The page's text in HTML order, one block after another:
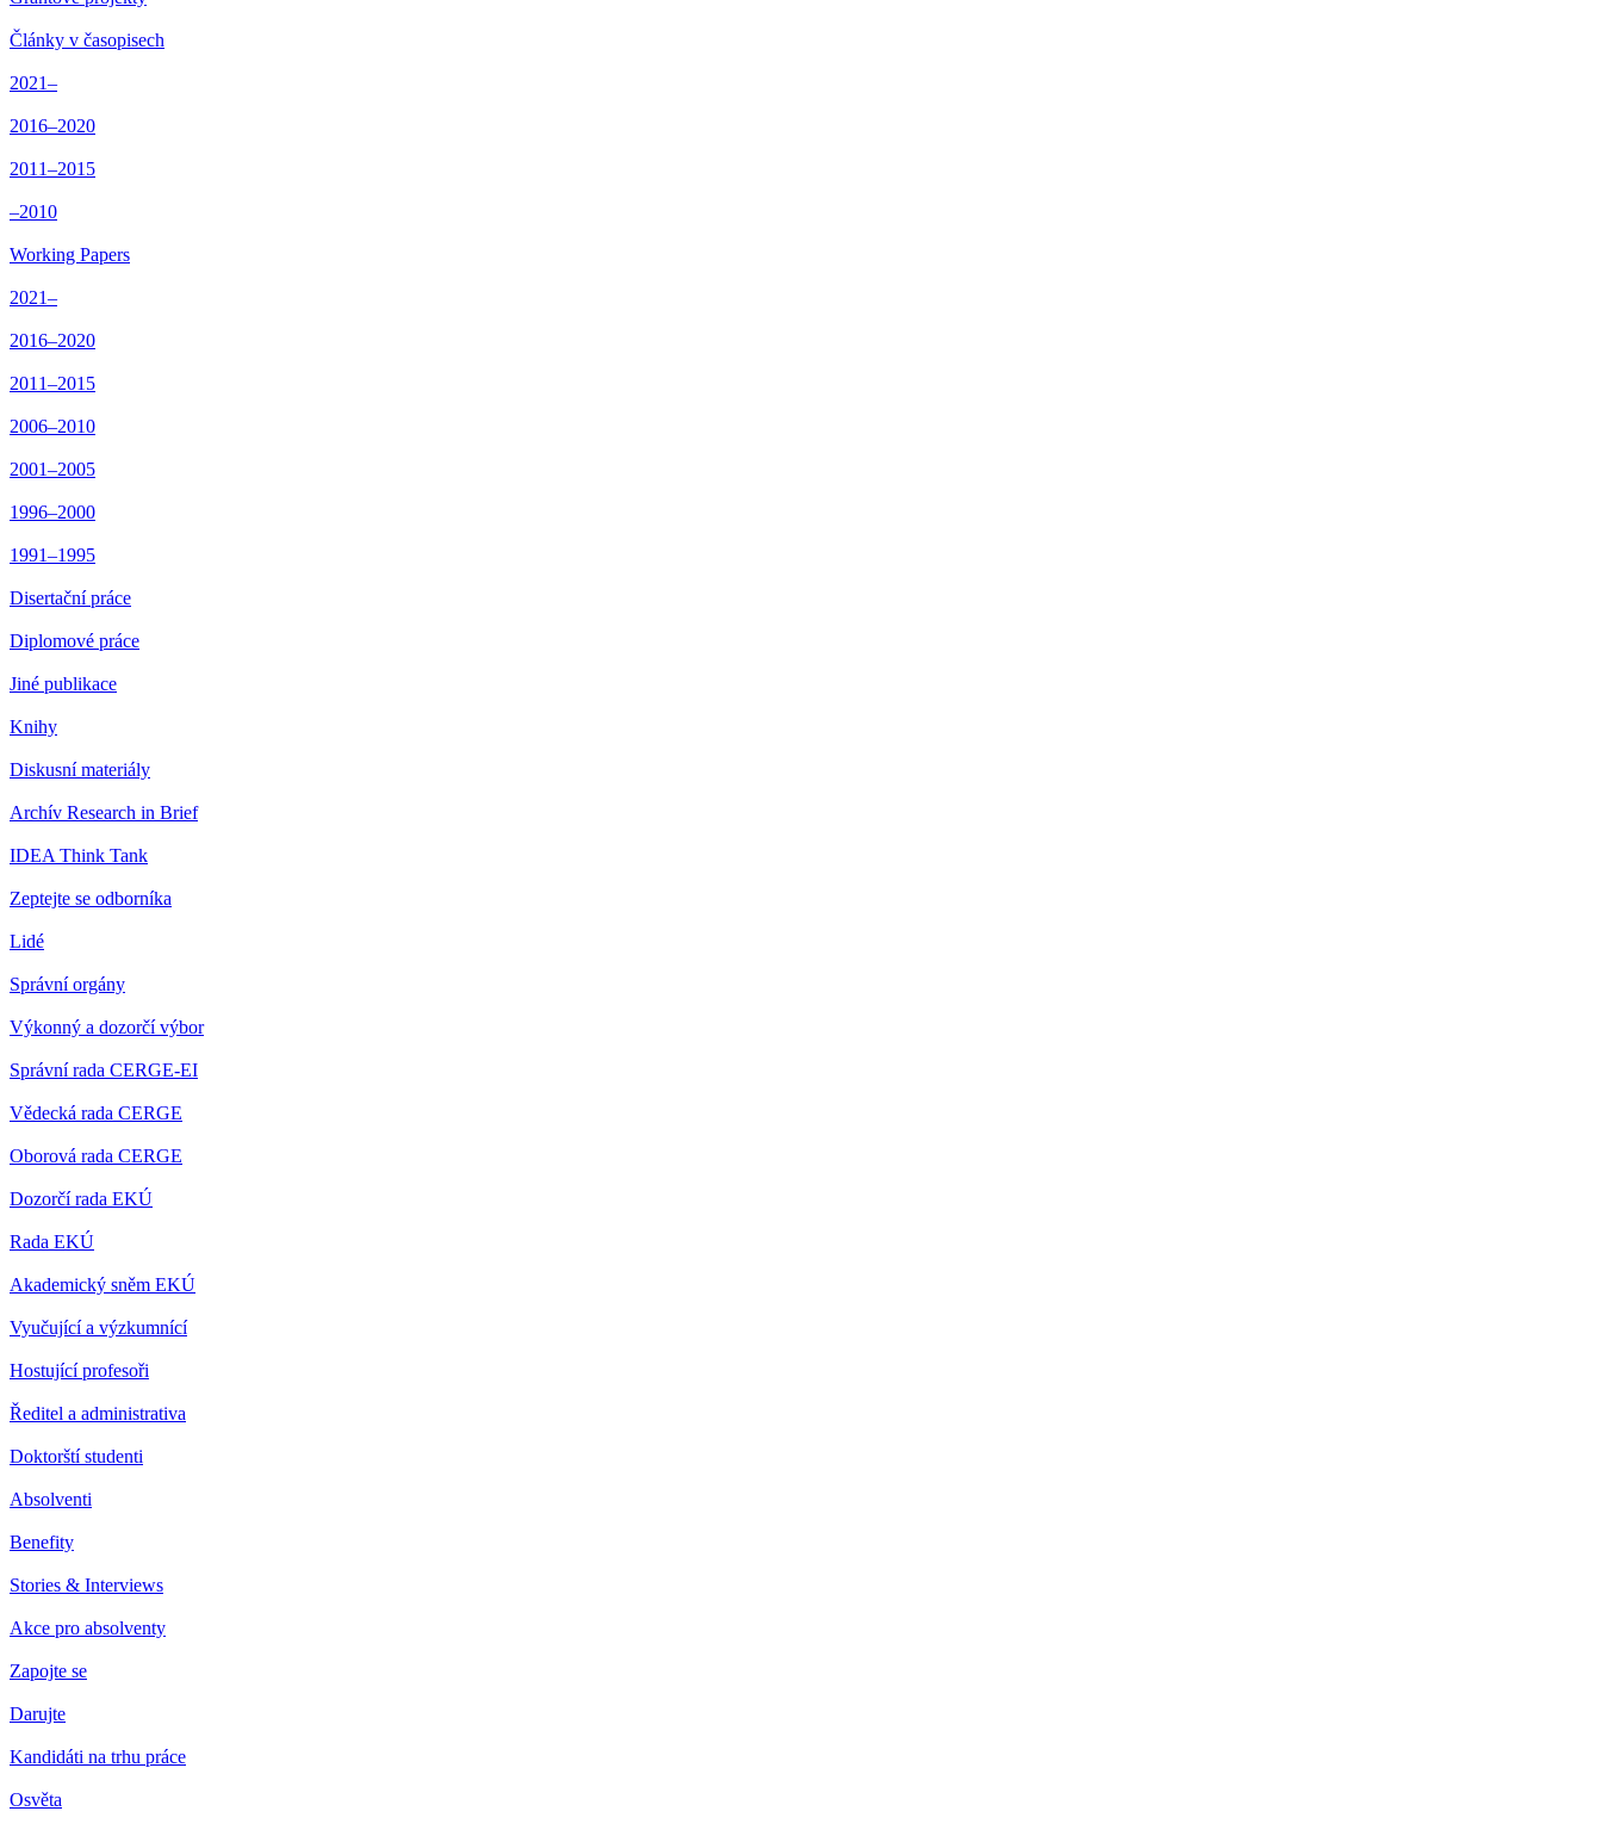
Články v časopisech
2021–
2016–2020
2011–2015
–2010
Working Papers
2021–
2016–2020
2011–2015
2006–2010
2001–2005
1996–2000
1991–1995
Disertační práce
Diplomové práce
Jiné publikace
Knihy
Diskusní materiály
Archív Research in Brief
IDEA Think Tank
Zeptejte se odborníka
Lidé
Správní orgány
Výkonný a dozorčí výbor
Správní rada CERGE-EI
Vědecká rada CERGE
Oborová rada CERGE
Dozorčí rada EKÚ
Rada EKÚ
Akademický sněm EKÚ
Vyučující a výzkumnící
Hostující profesoři
Ředitel a administrativa
Doktorští studenti
Absolventi
Benefity
Stories & Interviews
Akce pro absolventy
Zapojte se
Darujte
Kandidáti na trhu práce
Osvěta